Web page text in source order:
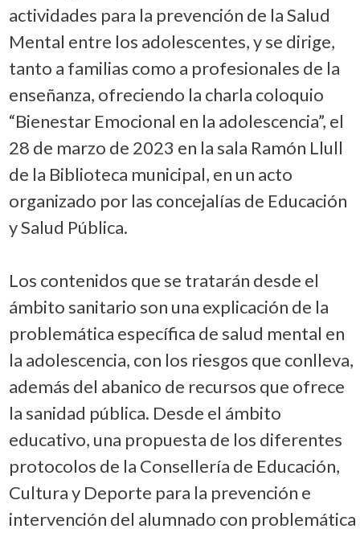
actividades para la prevención de la Salud
Mental entre los adolescentes, y se dirige,
tanto a familias como a profesionales de la
enseñanza, ofreciendo la charla coloquio
“Bienestar Emocional en la adolescencia”, el
28 de marzo de 2023 en la sala Ramón Llull
de la Biblioteca municipal, en un acto
organizado por las concejalías de Educación
y Salud Pública.
Los contenidos que se tratarán desde el
ámbito sanitario son una explicación de la
problemática específica de salud mental en
la adolescencia, con los riesgos que conlleva,
además del abanico de recursos que ofrece
la sanidad pública. Desde el ámbito
educativo, una propuesta de los diferentes
protocolos de la Consellería de Educación,
Cultura y Deporte para la prevención e
intervención del alumnado con problemática